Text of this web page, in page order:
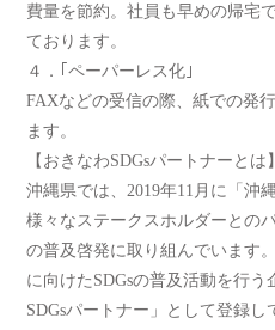
費量を節約。社員も早めの帰宅
ております。
４．｢ペーパーレス化｣
FAXなどの受信の際、紙での発
ます。
【おきなわSDGsパートナーとは】
沖縄県では、2019年11月に「沖
様々なステークスホルダーとの
の普及啓発に取り組んでいます
に向けたSDGsの普及活動を行
SDGsパートナー」として登録し